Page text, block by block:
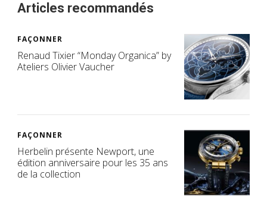
Articles recommandés
FAÇONNER
Renaud Tixier “Monday Organica” by
Ateliers Olivier Vaucher
FAÇONNER
Herbelin présente Newport, une
édition anniversaire pour les 35 ans
de la collection